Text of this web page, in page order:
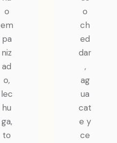
o
em
pa
niz
ad
o,
lec
hu
ga,
to
o
ch
ed
dar
,
ag
ua
cat
e y
ce